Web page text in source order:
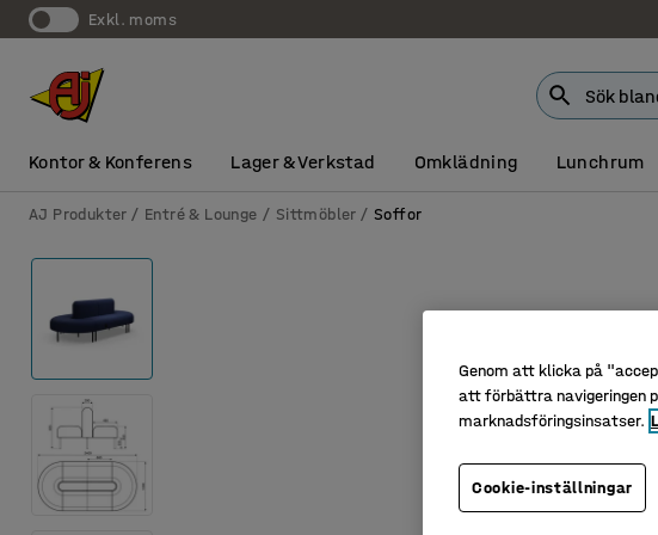
exkl. moms
Kontor & Konferens Lager & Verkstad Omklädning Lunchrum
AJ Produkter Entré & Lounge Sittmöbler Soffor
Genom att klicka på
att förbättra navigeringen
marknadsföringsinsatser.
Cookie-inställningar